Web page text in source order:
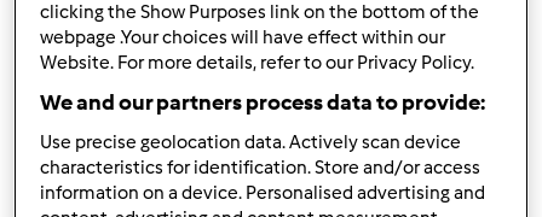
carreira pessoal do mundo de receitas. Por favor
verifique a níveis de aventais acima e veja quantos
pontos precisa para atingir o próximo nível.
pontos
Vencedor do passatempo
+10
Criar uma receita (completa=10 pontos,
clicking the Show Purposes link on the bottom of the
webpage .Your choices will have effect within our
Website. For more details, refer to our Privacy Policy.
We and our partners process data to provide:
Use precise geolocation data. Actively scan device
characteristics for identification. Store and/or access
information on a device. Personalised advertising and